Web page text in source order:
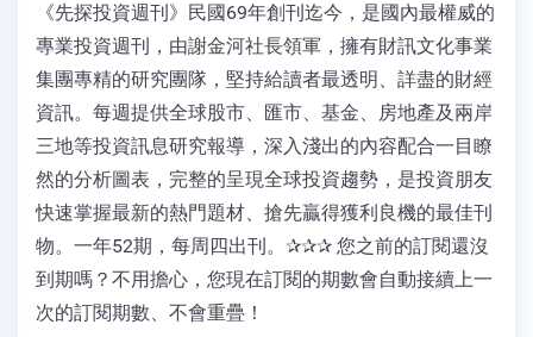
《先探投資週刊》民國69年創刊迄今，是國內最權威的
專業投資週刊，由謝金河社長領軍，擁有財訊文化事業
集團專精的研究團隊，堅持給讀者最透明、詳盡的財經
資訊。每週提供全球股市、匯市、基金、房地產及兩岸
三地等投資訊息研究報導，深入淺出的內容配合一目瞭
然的分析圖表，完整的呈現全球投資趨勢，是投資朋友
快速掌握最新的熱門題材、搶先贏得獲利良機的最佳刊
物。一年52期，每周四出刊。✰✰✰ 您之前的訂閱還沒
到期嗎？不用擔心，您現在訂閱的期數會自動接續上一
次的訂閱期數、不會重疊！